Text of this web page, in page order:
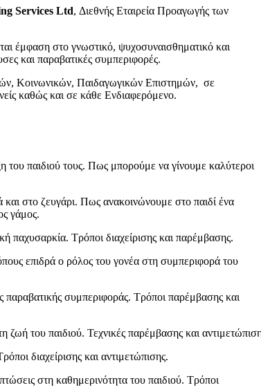
Services Ltd, Διεθνής Εταιρεία Προαγωγής των
έμφαση στο γνωστικό, ψυχοσυναισθηματικό και
και παραβατικές συμπεριφορές.
Κοινωνικών, Παιδαγωγικών Επιστημών, σε
καθώς και σε κάθε Ενδιαφερόμενο.
του παιδιού τους. Πως μπορούμε να γίνουμε καλύτεροι
και στο ζευγάρι. Πως ανακοινώνουμε στο παιδί ένα
γάμος.
παχυσαρκία. Τρόποι διαχείρισης και παρέμβασης.
επιδρά ο ρόλος του γονέα στη συμπεριφορά του
συμπεριφοράς. Τρόποι παρέμβασης και
του παιδιού. Τεχνικές παρέμβασης και
διαχείρισης και αντιμετώπισης.
στη καθημερινότητα του παιδιού. Τρόποι